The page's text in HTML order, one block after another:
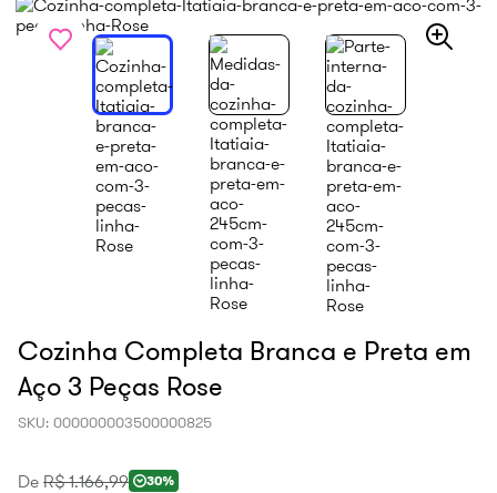
Cozinha Completa Branca e Preta em
Aço 3 Peças Rose
SKU: 000000003500000825
De R$ 1.166,99 30%